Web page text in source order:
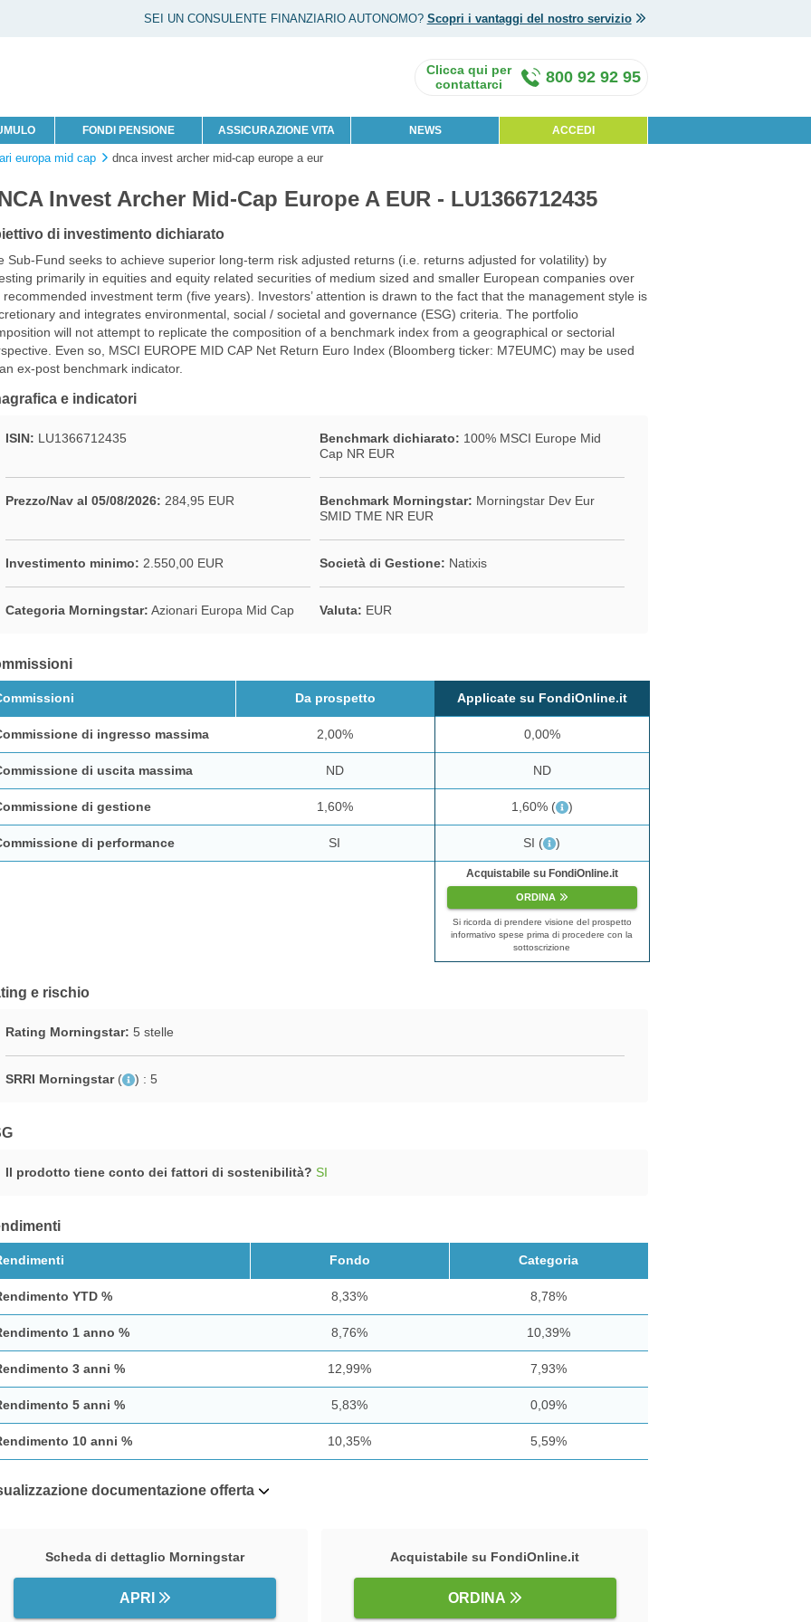
SEI UN CONSULENTE FINANZIARIO AUTONOMO? Scopri i vantaggi del nostro servizio
FONDI PENSIONE ASSICURAZIONE VITA NEWS ACCEDI
800 92 92 95
europa mid cap dnca invest archer mid-cap europe a eur
Invest Archer Mid-Cap Europe A EUR - LU1366712435
di investimento dichiarato
Sub-Fund seeks to achieve superior long-term risk adjusted returns (i.e. returns adjusted for volatility) by
primarily in equities and equity related securities of medium sized and smaller European companies over
recommended investment term (five years). Investors’ attention is drawn to the fact that the management style is
and integrates environmental, social / societal and governance (ESG) criteria. The portfolio
will not attempt to replicate the composition of a benchmark index from a geographical or sectorial
Even so, MSCI EUROPE MID CAP Net Return Euro Index (Bloomberg ticker: M7EUMC) may be used
ex-post benchmark indicator.
e indicatori
ISIN: LU1366712435 Benchmark dichiarato: 100% MSCI Europe Mid
Cap NR EUR
Prezzo/Nav al 05/08/2026: 284,95 EUR Benchmark Morningstar: Morningstar Dev Eur
SMID TME NR EUR
Investimento minimo: 2.550,00 EUR Società di Gestione: Natixis
Categoria Morningstar: Azionari Europa Mid Cap Valuta: EUR
Da prospetto Applicate su FondiOnline.it
di ingresso massima 2,00% 0,00%
di uscita massima ND ND
di gestione 1,60% 1,60% ( )
di performance SI SI ( )
Acquistabile su FondiOnline.it
ORDINA
Si ricorda di prendere visione del prospetto
informativo spese prima di procedere con la
sottoscrizione
e rischio
Rating Morningstar: 5 stelle
SRRI Morningstar ( ) : 5
Il prodotto tiene conto dei fattori di sostenibilità? SI
Fondo Categoria
YTD % 8,33% 8,78%
1 anno % 8,76% 10,39%
3 anni % 12,99% 7,93%
5 anni % 5,83% 0,09%
10 anni % 10,35% 5,59%
documentazione offerta
Scheda di dettaglio Morningstar
APRI
Acquistabile su FondiOnline.it
ORDINA